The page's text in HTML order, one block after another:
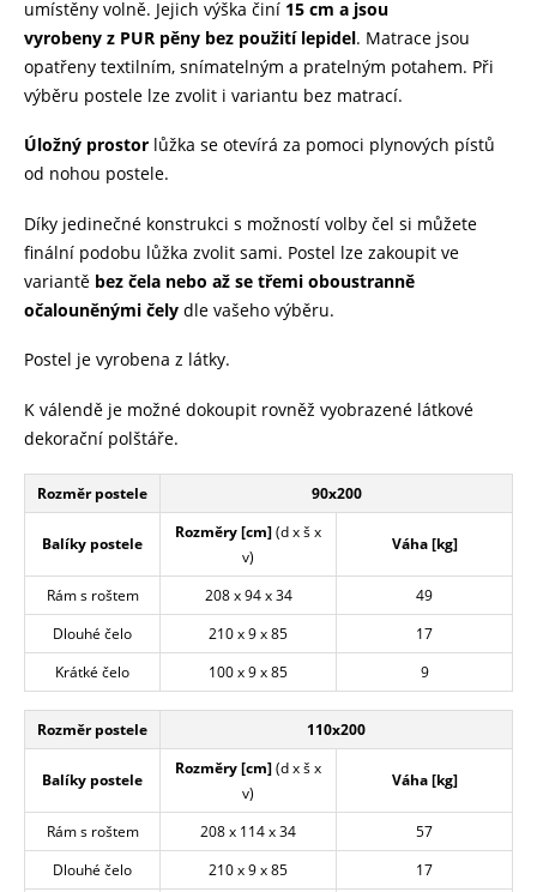
umístěny volně. Jejich výška činí 15 cm a jsou
vyrobeny z PUR pěny bez použití lepidel. Matrace jsou
opatřeny textilním, snímatelným a pratelným potahem. Při
výběru postele lze zvolit i variantu bez matrací.
Úložný prostor lůžka se otevírá za pomoci plynových pístů
od nohou postele.
Díky jedinečné konstrukci s možností volby čel si můžete
finální podobu lůžka zvolit sami. Postel lze zakoupit ve
variantě bez čela nebo až se třemi oboustranně
očalouněnými čely dle vašeho výběru.
Postel je vyrobena z látky.
K válendě je možné dokoupit rovněž vyobrazené látkové
dekorační polštáře.
Rozměr postele 90x200
Balíky postele
Rozměry [cm](d x š x
v)
Váha [kg]
Rám s roštem 208 x 94 x 34
49
Dlouhé čelo
210 x 9 x 85
17
Krátké čelo
100 x 9 x 85 9
Rozměr postele 110x200
Balíky postele
Rozměry [cm](d x š x
v)
Váha [kg]
Rám s roštem 208 x 114 x 34
57
Dlouhé čelo
210 x 9 x 85
17